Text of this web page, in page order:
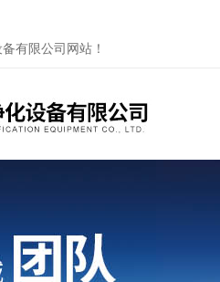
有限公司网站！